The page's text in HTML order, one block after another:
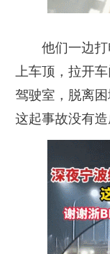
他们一边
上车顶，拉开
驾驶室，脱离
这起事故没有造